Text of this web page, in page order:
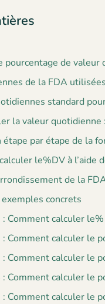
pourcentage de valeur
de la FDA
standard
la valeur
étape par étape de la
le%DV à l’aide
de la
concrets
: Comment calculer
: Comment calculer le
: Comment calculer le
: Comment calculer le
: Comment calculer le